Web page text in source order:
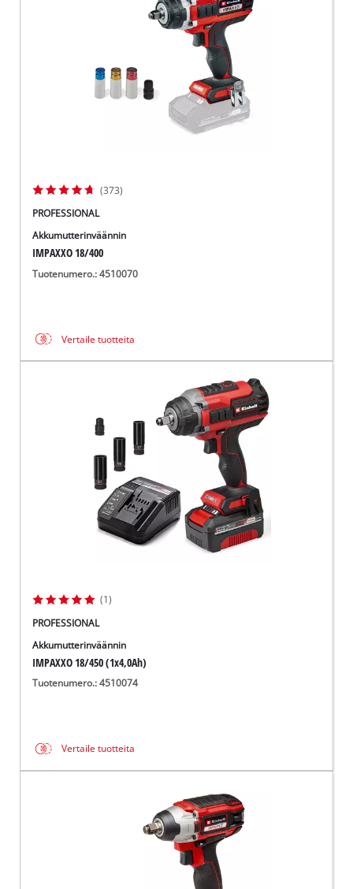
(373)
PROFESSIONAL
Akkumutterinväännin
IMPAXXO 18/400
Tuotenumero.: 4510070
Vertaile tuotteita
(1)
PROFESSIONAL
Akkumutterinväännin
IMPAXXO 18/450 (1x4,0Ah)
Tuotenumero.: 4510074
Vertaile tuotteita